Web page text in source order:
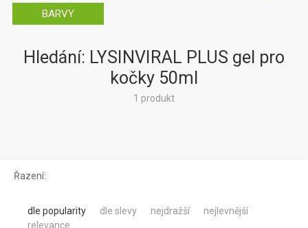
BARVY
Hledání: LYSINVIRAL PLUS gel pro
kočky 50ml
1 produkt
Řazení:
dle popularity dle slevy nejdražší
nejlevnější
relevance